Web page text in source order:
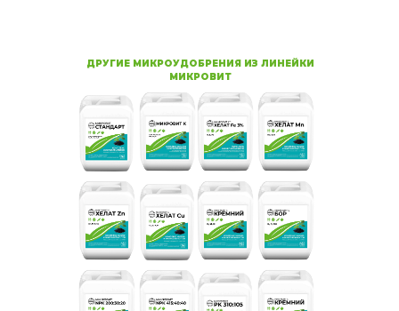
ДРУГИЕ МИКРОУДОБРЕНИЯ ИЗ ЛИНЕЙКИ
МИКРОВИТ